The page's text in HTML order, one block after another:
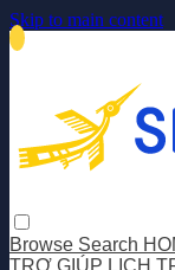
Skip to main content
Browse Search
TRỢ GIÚP LỊCH